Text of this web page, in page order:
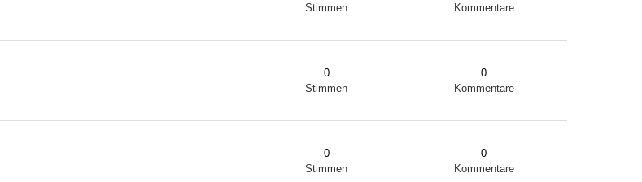
Stimmen
Kommentare
0
Stimmen
0
Kommentare
0
Stimmen
0
Kommentare